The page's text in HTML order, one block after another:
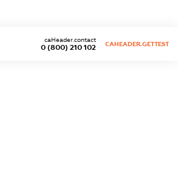
0 (800) 210 102
caHeader.contact
CAHEADER.GETTEST